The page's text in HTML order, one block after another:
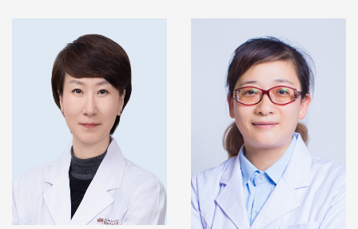
安宁疗护科
全科医疗科 麻醉手术科 医疗美容科 精神卫生科
体检中心 针灸推拿科 放疗科
肿瘤内一科 肿瘤内二科
重症医学科（南白象院区） 康复医学科（南白象院区） 感染一科